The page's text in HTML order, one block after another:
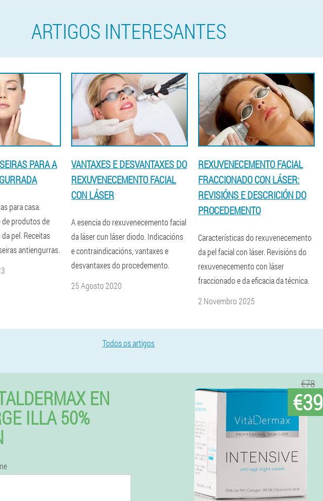
ARTIGOS INTERESANTES
PARA A
para casa.
de produtos de
pel. Receitas
antiengurras.
VANTAXES E DESVANTAXES DO
REXUVENECEMENTO FACIAL
CON LÁSER
A esencia do rexuvenecemento facial
da láser cun láser diodo. Indicacións
e contraindicacións, vantaxes e
desvantaxes do procedemento.
25 Agosto 2020
REXUVENECEMENTO FACIAL
FRACCIONADO CON LÁSER:
REVISIÓNS E DESCRICIÓN DO
PROCEDEMENTO
Características do rexuvenecemento
da pel facial con láser. Revisións do
rexuvenecemento con láser
fraccionado e da eficacia da técnica.
2 Novembro 2025
Todos os artigos
EN
ILLA 50%
€78
€39